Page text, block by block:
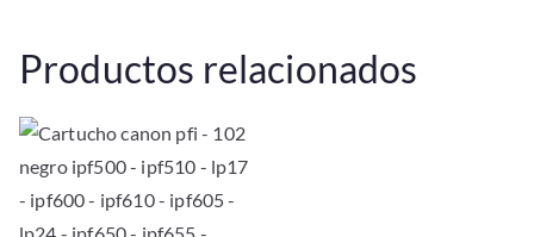
Productos relacionados